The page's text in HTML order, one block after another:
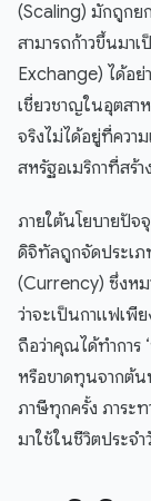
(Scaling) มักถูกย
สามารถก้าวขึ้นมา
Exchange) ได้อย่
เชี่ยวชาญในอุตสา
จริงไม่ได้อยู่ที่ควา
สหรัฐอเมริกาที่สร้
ภายใต้นโยบายปัจ
ดิจิทัลถูกจัดประเภ
(Currency) ซึ่งห
ว่าจะเป็นกาแฟเพี
ถือว่าคุณได้ทำการ
หรือขาดทุนจากต้น
ภาษีทุกครั้ง ภาระ
มาใช้ในชีวิตประจ